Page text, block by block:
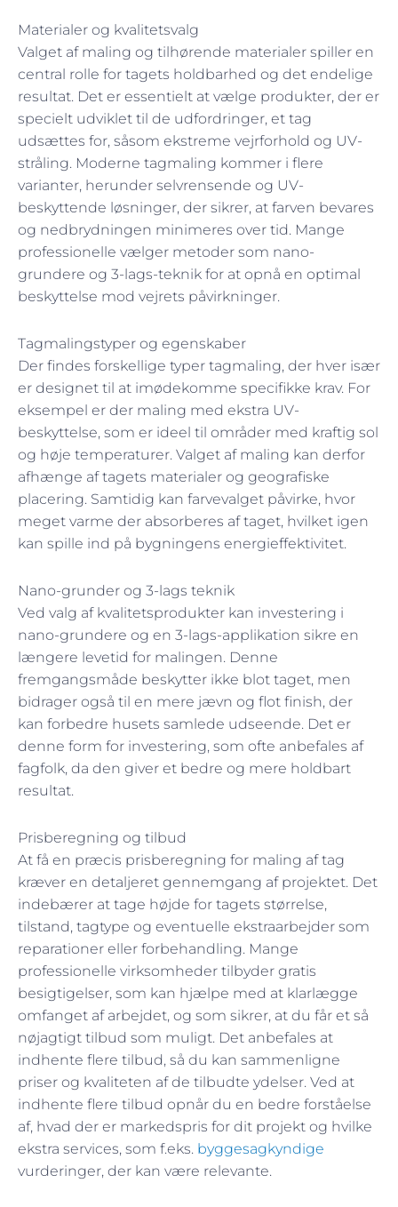
Materialer og kvalitetsvalg
Valget af maling og tilhørende materialer spiller en
central rolle for tagets holdbarhed og det endelige
resultat. Det er essentielt at vælge produkter, der er
specielt udviklet til de udfordringer, et tag
udsættes for, såsom ekstreme vejrforhold og UV-
stråling. Moderne tagmaling kommer i flere
varianter, herunder selvrensende og UV-
beskyttende løsninger, der sikrer, at farven bevares
og nedbrydningen minimeres over tid. Mange
professionelle vælger metoder som nano-
grundere og 3-lags-teknik for at opnå en optimal
beskyttelse mod vejrets påvirkninger.
Tagmalingstyper og egenskaber
Der findes forskellige typer tagmaling, der hver især
er designet til at imødekomme specifikke krav. For
eksempel er der maling med ekstra UV-
beskyttelse, som er ideel til områder med kraftig sol
og høje temperaturer. Valget af maling kan derfor
afhænge af tagets materialer og geografiske
placering. Samtidig kan farvevalget påvirke, hvor
meget varme der absorberes af taget, hvilket igen
kan spille ind på bygningens energieffektivitet.
Nano-grunder og 3-lags teknik
Ved valg af kvalitetsprodukter kan investering i
nano-grundere og en 3-lags-applikation sikre en
længere levetid for malingen. Denne
fremgangsmåde beskytter ikke blot taget, men
bidrager også til en mere jævn og flot finish, der
kan forbedre husets samlede udseende. Det er
denne form for investering, som ofte anbefales af
fagfolk, da den giver et bedre og mere holdbart
resultat.
Prisberegning og tilbud
At få en præcis prisberegning for maling af tag
kræver en detaljeret gennemgang af projektet. Det
indebærer at tage højde for tagets størrelse,
tilstand, tagtype og eventuelle ekstraarbejder som
reparationer eller forbehandling. Mange
professionelle virksomheder tilbyder gratis
besigtigelser, som kan hjælpe med at klarlægge
omfanget af arbejdet, og som sikrer, at du får et så
nøjagtigt tilbud som muligt. Det anbefales at
indhente flere tilbud, så du kan sammenligne
priser og kvaliteten af de tilbudte ydelser. Ved at
indhente flere tilbud opnår du en bedre forståelse
af, hvad der er markedspris for dit projekt og hvilke
ekstra services, som f.eks. byggesagkyndige
vurderinger, der kan være relevante.